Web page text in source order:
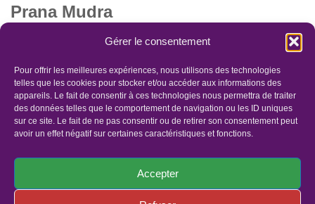
Gérer le consentement
Pour offrir les meilleures expériences, nous utilisons des technologies
telles que les cookies pour stocker et/ou accéder aux informations des
appareils. Le fait de consentir à ces technologies nous permettra de traiter
des données telles que le comportement de navigation ou les ID uniques
sur ce site. Le fait de ne pas consentir ou de retirer son consentement peut
avoir un effet négatif sur certaines caractéristiques et fonctions.
Accepter
Prana Mudra
26 décembre 2021
“Le geste de la victoire de l’énergie” Prana Mudra est
incontournable ,elle active l’énergie de notre corps. Cette Mudra
c’est la victoire de l’énergie !…Lire la suite »